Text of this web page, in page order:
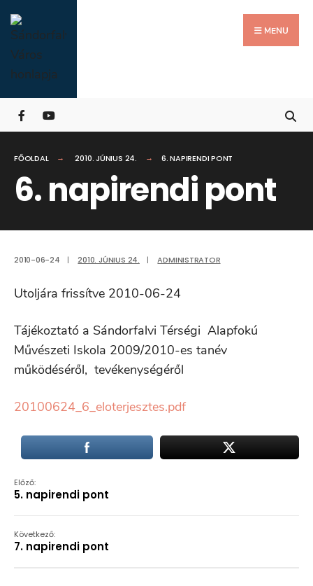
Skip
to
content
MENU
FŐOLDAL 2010. JÚNIUS 24. 6. NAPIRENDI PONT
6. napirendi pont
2010-06-24 | 2010. JÚNIUS 24. | ADMINISTRATOR
Utoljára frissítve 2010-06-24
Tájékoztató a Sándorfalvi Térségi Alapfokú
Művészeti Iskola 2009/2010-es tanév
működéséről, tevékenységéről
20100624_6_eloterjesztes.pdf
Előző:
5. napirendi pont
Következő:
7. napirendi pont
for:
Close